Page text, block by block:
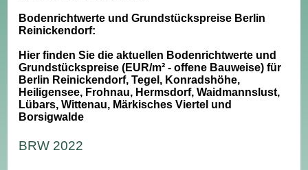
Bodenrichtwerte und Grundstückspreise Berlin
Reinickendorf:
Hier finden Sie die aktuellen Bodenrichtwerte und
Grundstückspreise (EUR/m² - offene Bauweise) für
Berlin Reinickendorf, Tegel, Konradshöhe,
Heiligensee, Frohnau, Hermsdorf, Waidmannslust,
Lübars, Wittenau, Märkisches Viertel und
Borsigwalde
BRW 2022